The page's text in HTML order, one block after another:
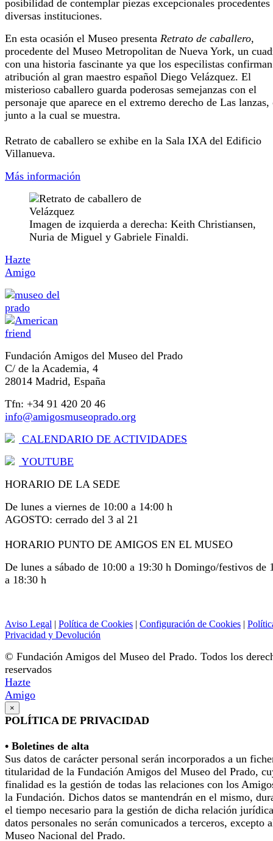
posibilidad de contemplar piezas excepcionales procedentes
diversas instituciones.
En esta ocasión el Museo presenta Retrato de caballero,
procedente del Museo Metropolitan de Nueva York, un
con una historia fascinante ya que los especilistas
atribución al gran maestro español Diego Velázquez. El
misterioso caballero guarda poderosas semejanzas con el
personaje que aparece en el extremo derecho de Las lanzas,
junto a la cual se muestra.
Retrato de caballero se exhibe en la Sala IXA del Edificio
Villanueva.
Más información
Imagen de izquierda a derecha: Keith Christiansen,
Nuria de Miguel y Gabriele Finaldi.
Hazte
Amigo
Fundación Amigos del Museo del Prado
C/ de la Academia, 4
28014 Madrid, España
Tfn: +34 91 420 20 46
info@amigosmuseoprado.org
CALENDARIO DE ACTIVIDADES
YOUTUBE
HORARIO DE LA SEDE
De lunes a viernes de 10:00 a 14:00 h
AGOSTO: cerrado del 3 al 21
HORARIO PUNTO DE AMIGOS EN EL MUSEO
De lunes a sábado de 10:00 a 19:30 h Domingo/festivos de
a 18:30 h
Aviso Legal | Política de Cookies | Configuración de Cookies |
Privacidad y Devolución
© Fundación Amigos del Museo del Prado. Todos los
reservados
Hazte
Amigo
×
POLÍTICA DE PRIVACIDAD
• Boletines de alta
Sus datos de carácter personal serán incorporados a un
titularidad de la Fundación Amigos del Museo del Prado,
finalidad es la gestión de todas las relaciones con los
la Fundación. Dichos datos se mantendrán en el mismo,
el tiempo necesario para la gestión de dicha relación
datos personales no serán comunicados a terceros, excepto
Museo Nacional del Prado.